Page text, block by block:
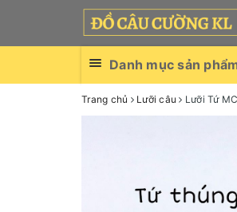
Danh mục sản
Trang chủ Lưỡi câu Lưỡi Tứ